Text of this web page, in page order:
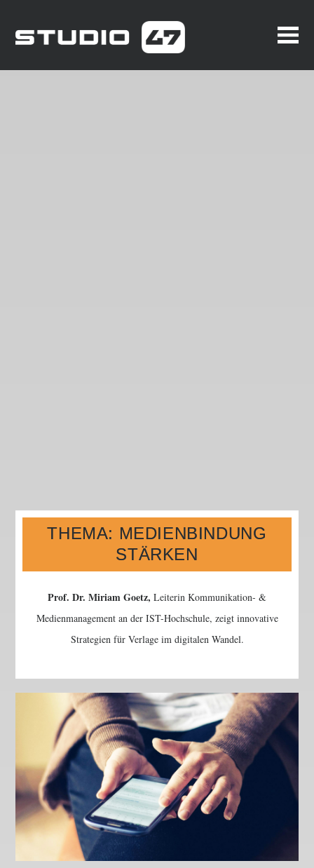
THEMA: MEDIENBINDUNG
STÄRKEN
Prof. Dr. Miriam Goetz, Leiterin Kommunikation- &
Medienmanagement an der IST-Hochschule, zeigt innovative
Strategien für Verlage im digitalen Wandel.